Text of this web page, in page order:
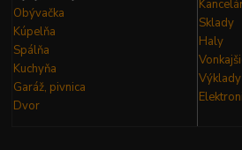
Obývačka
Kúpelňa
Spálňa
Kuchyňa
Garáž, pivnica
Dvor
Sklady
Haly
Výklady